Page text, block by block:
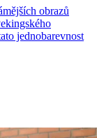
obrazů
jednobarevnost